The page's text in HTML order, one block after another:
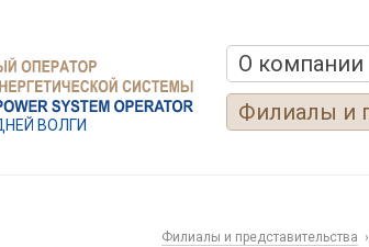
ВОЛГИ
О компании
Филиалы и
Филиалы и представительства